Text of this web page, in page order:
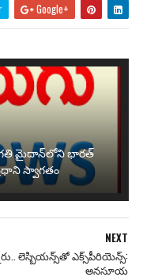
Google+
ప్రగతి మైదాన్‌లోని భారత్
స్వాగతం
NEXT
లెస్బియన్స్‌తో ఎక్స్‌పీరియెన్స్‌:
అన‌సూయ